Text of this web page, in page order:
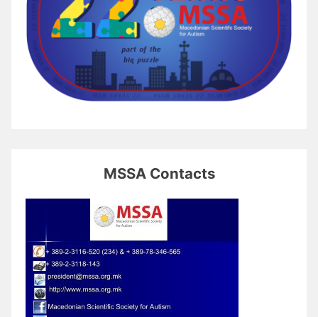
MSSA Contacts